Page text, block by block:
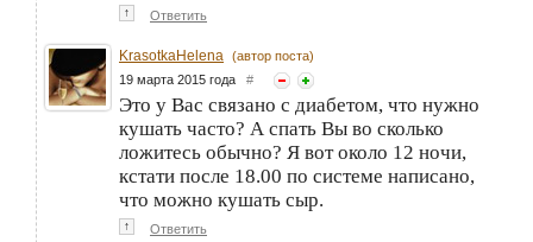
↑ Ответить
KrasotkaHelena (автор поста)
19 марта 2015 года #
Это у Вас связано с диабетом, что нужно
кушать часто? А спать Вы во сколько
ложитесь обычно? Я вот около 12 ночи,
кстати после 18.00 по системе написано,
что можно кушать сыр.
↑ Ответить